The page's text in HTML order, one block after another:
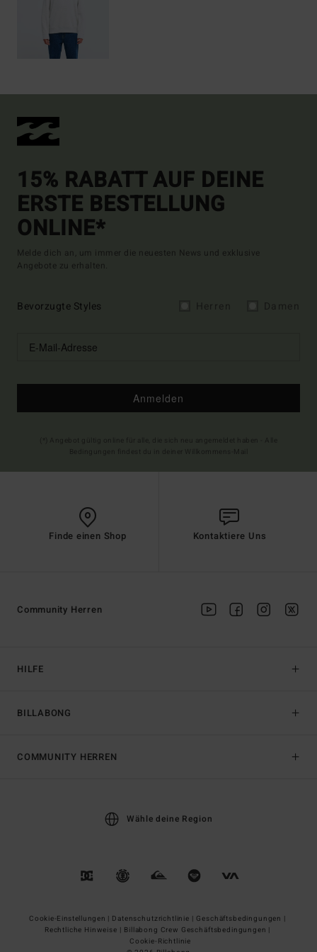
15% RABATT AUF DEINE
ERSTE BESTELLUNG
ONLINE*
Melde dich an, um immer die neuesten News und exklusive
Angebote zu erhalten.
Bevorzugte Styles
Anmelden
Finde einen Shop Kontaktiere Uns
HILFE
BILLABONG
Community Herren
COMMUNITY HERREN
Wähle deine Region
Cookie-Einstellungen | Datenschutzrichtlinie | Geschäftsbedingungen |
Rechtliche Hinweise | Billabong Crew Geschäftsbedingungen |
Cookie-Richtlinie